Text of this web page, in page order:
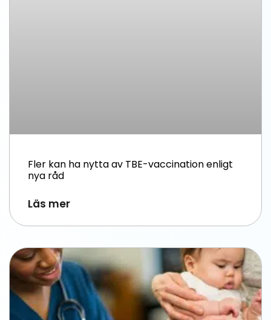
Fler kan ha nytta av TBE-vaccination enligt
nya råd
Läs mer